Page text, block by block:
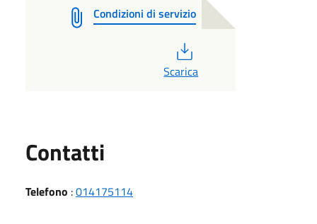
Condizioni di servizio
Scarica
Contatti
Telefono :014175114